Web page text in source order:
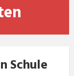
Schule